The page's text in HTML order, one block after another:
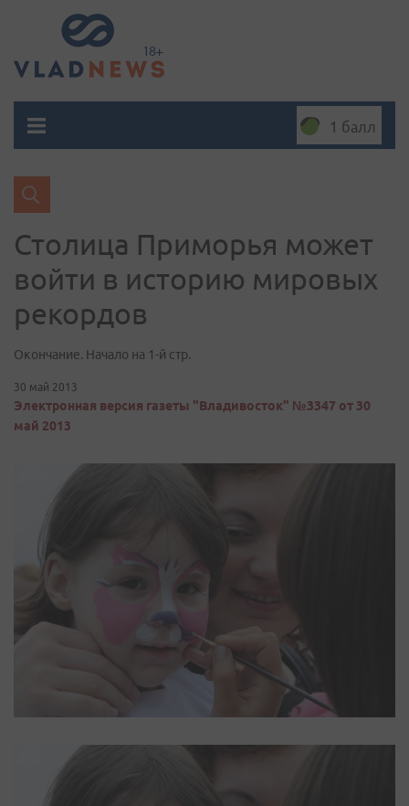
1 балл
Столица Приморья может
войти в историю мировых
рекордов
Окончание. Начало на 1-й стр.
30 май 2013
Электронная версия газеты "Владивосток" №3347 от 30
май 2013